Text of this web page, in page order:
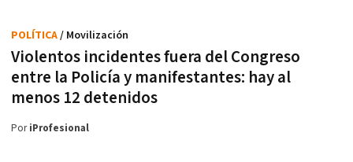
Violentos incidentes fuera del Congreso
entre la Policía y manifestantes: hay al
menos 12 detenidos
POLÍTICA/ Movilización
PoriProfesional